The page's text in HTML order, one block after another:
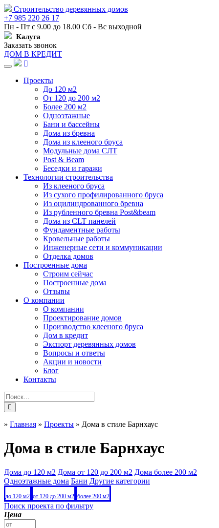
Строительство деревянных домов
+7 985 220 26 17
Пн - Пт с 9.00 до 18.00 Сб - Вс выходной
Калуга
Заказать звонок
ДОМ В КРЕДИТ
Навигация
Проекты
До 120 м2
От 120 до 200 м2
Более 200 м2
Одноэтажные
Бани и бассейны
Дома из бревна
Дома из клееного бруса
Модульные дома СЛТ
Post & Beam
Беседки и гаражи
Технологии строительства
Из клееного бруса
Из сухого профилированного бруса
Из оцилиндрованного бревна
Из рубленного бревна Post&beam
Дома из CLT панелей
Фундаментные работы
Кровельные работы
Инженерные сети и коммуникации
Отделка домов
Построенные дома
Строим сейчас
Построенные дома
Отзывы
О компании
О компании
Проектирование домов
Производство клееного бруса
Дом в кредит
Экспорт деревянных домов
Вопросы и ответы
Акции и новости
Блог
Контакты
» Главная » Проекты » Дома в стиле Барнхаус
Дома в стиле Барнхаус
Дома до 120 м2 Дома от 120 до 200 м2 Дома более 200 м2
Одноэтажные дома Бани Другие категории
до 120 м2 от 120 до 200 м2 более 200 м2
Поиск проекта по фильтру
Цена